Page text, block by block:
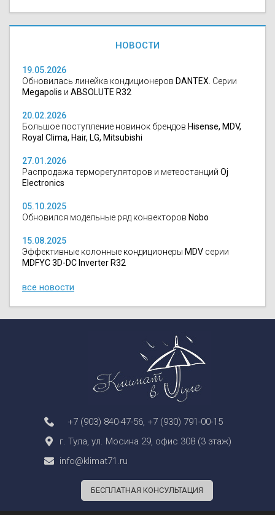
НОВОСТИ
19.05.2026
Обновилась линейка кондиционеров DANTEX . Серии
Megapolis и ABSOLUTE R32
20.02.2026
Большое поступление новинок брендов Hisense, MDV,
Royal Clima, Hair, LG, Mitsubishi
27.01.2026
Распродажа терморегуляторов и метеостанций Oj
Electronics
05.10.2025
Обновился модельные ряд конвекторов Nobo
15.08.2025
Эффективные колонные кондиционеры MDV серии
MDFYC 3D-DC Inverter R32
все новости
+7 (903) 840-47-56 +7 (930) 791-00-15
г. Тула, ул. Мосина 29, офис 308 (3 этаж)
info@klimat71.ru
БЕСПЛАТНАЯ КОНСУЛЬТАЦИЯ